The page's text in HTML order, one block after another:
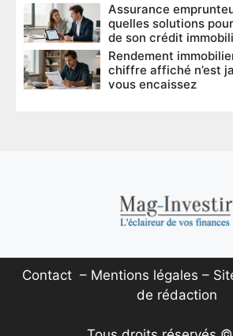
Assurance
quelles solutions
de son crédit
Rendement
chiffre affiché n’est
vous encaissez
Contact – Mentions légales –
de rédaction